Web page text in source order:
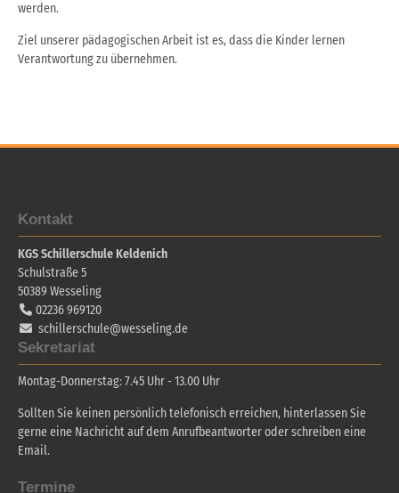
werden.
Ziel unserer pädagogischen Arbeit ist es, dass die Kinder lernen
Verantwortung zu übernehmen.
Kontakt
KGS Schillerschule Keldenich
Schulstraße 5
50389 Wesseling
02236 969120
schillerschule@wesseling.de
Sekretariat
Montag-Donnerstag: 7.45 Uhr - 13.00 Uhr
Sollten Sie keinen persönlich telefonisch erreichen, hinterlassen Sie
gerne eine Nachricht auf dem Anrufbeantworter oder schreiben eine
Email.
Termine